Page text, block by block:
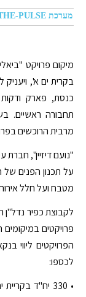
מערכת THE-PULSE
מיקום פרויקט
בקרית ים א', ויעניק
כנסת, פארק ודקות
תחבורה ראשיים.
מרבית הרוכשים
"נועם דיזיין",
על תכנון הפנים
מטבח ועל חלל
פרויקטים במיקומים
הפרויקטים ליווי
לכספו:
• 330 יח"ד